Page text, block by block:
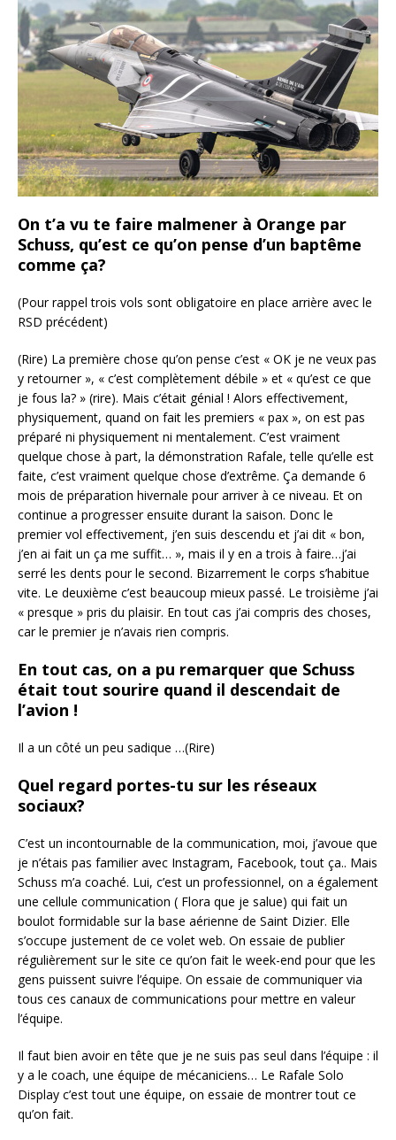
On t’a vu te faire malmener à Orange par
Schuss, qu’est ce qu’on pense d’un baptême
comme ça?
(Pour rappel trois vols sont obligatoire en place arrière avec le
RSD précédent)
(Rire) La première chose qu’on pense c’est « OK je ne veux pas
y retourner », « c’est complètement débile » et « qu’est ce que
je fous la? » (rire). Mais c’était génial ! Alors effectivement,
physiquement, quand on fait les premiers « pax », on est pas
préparé ni physiquement ni mentalement. C’est vraiment
quelque chose à part, la démonstration Rafale, telle qu’elle est
faite, c’est vraiment quelque chose d’extrême. Ça demande 6
mois de préparation hivernale pour arriver à ce niveau. Et on
continue a progresser ensuite durant la saison. Donc le
premier vol effectivement, j’en suis descendu et j’ai dit « bon,
j’en ai fait un ça me suffit… », mais il y en a trois à faire…j’ai
serré les dents pour le second. Bizarrement le corps s’habitue
vite. Le deuxième c’est beaucoup mieux passé. Le troisième j’ai
« presque » pris du plaisir. En tout cas j’ai compris des choses,
car le premier je n’avais rien compris.
En tout cas, on a pu remarquer que Schuss
était tout sourire quand il descendait de
l’avion !
Il a un côté un peu sadique …(Rire)
Quel regard portes-tu sur les réseaux
sociaux?
C’est un incontournable de la communication, moi, j’avoue que
je n’étais pas familier avec Instagram, Facebook, tout ça.. Mais
Schuss m’a coaché. Lui, c’est un professionnel, on a également
une cellule communication ( Flora que je salue) qui fait un
boulot formidable sur la base aérienne de Saint Dizier. Elle
s’occupe justement de ce volet web. On essaie de publier
régulièrement sur le site ce qu’on fait le week-end pour que les
gens puissent suivre l’équipe. On essaie de communiquer via
tous ces canaux de communications pour mettre en valeur
l’équipe.
Il faut bien avoir en tête que je ne suis pas seul dans l’équipe : il
y a le coach, une équipe de mécaniciens… Le Rafale Solo
Display c’est tout une équipe, on essaie de montrer tout ce
qu’on fait.